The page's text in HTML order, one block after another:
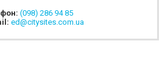
(098) 286 94 85
ed@citysites.com.ua